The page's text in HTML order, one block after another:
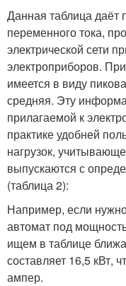
Данная таблица даёт
переменного тока,
электрической сети
электроприборов.
имеется в виду
средняя. Эту
прилагаемой к
практике удобней
нагрузок,
выпускаются с
(таблица 2):
Например, если
автомат под
ищем в таблице
составляет 16,5 кВт,
ампер.